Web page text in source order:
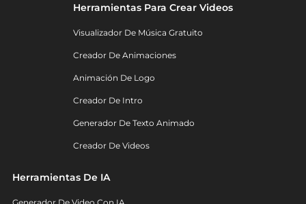
Herramientas Para Crear Videos
Visualizador De Música Gratuito
Creador De Animaciones
Animación De Logo
Creador De Intro
Generador De Texto Animado
Creador De Videos
Herramientas De IA